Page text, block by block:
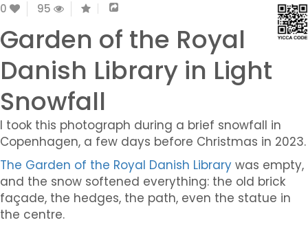
0 95
Garden of the Royal
Danish Library in Light
Snowfall
I took this photograph during a brief snowfall in
Copenhagen, a few days before Christmas in 2023.
The Garden of the Royal Danish Library was empty,
and the snow softened everything: the old brick
façade, the hedges, the path, even the statue in
the centre.